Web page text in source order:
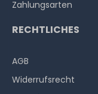
Zahlungsarten
RECHTLICHES
AGB
Widerrufs­recht